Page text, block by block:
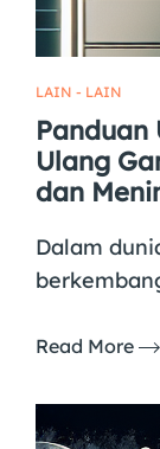
LAIN - LAIN
Panduan
Ulang
dan
Dalam
Read More